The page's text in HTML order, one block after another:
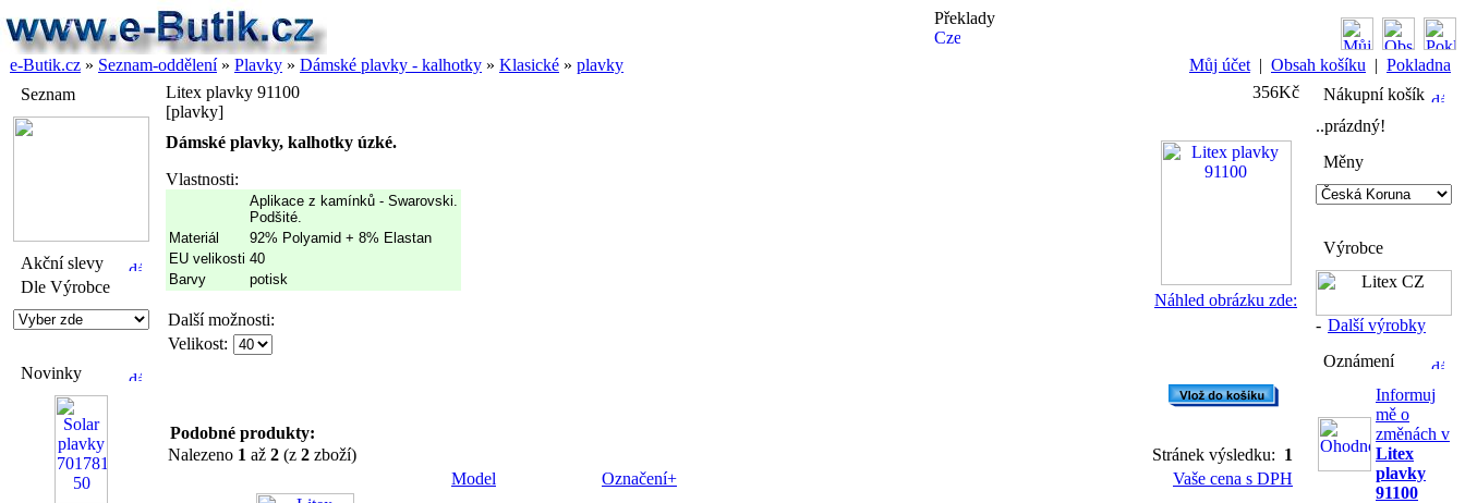
Překlady
e-Butik.cz » Seznam-oddělení» Plavky » Dámské plavky - kalhotky » Klasické » plavky Můj účet | Obsah košíku | Pokladna
Seznam
Akční slevy
Dle Výrobce
Novinky
Litex plavky 91100
[plavky]
356Kč
Náhled obrázku zde:
Dámské plavky, kalhotky úzké.
Vlastnosti:
Aplikace z kamínků - Swarovski.
Podšité.
Materiál
92% Polyamid + 8% Elastan
EU velikosti 40
Barvy
potisk
Další možnosti:
Velikost:
Podobné produkty:
Nalezeno 1 až 2 (z 2 zboží) Stránek výsledku: 1
Model
Označení+ Vaše cena s DPH
Nákupní košík
..prázdný!
Měny
Výrobce
- Další výrobky
Oznámení
Informuj
mě o
změnách v
Litex
plavky
91100